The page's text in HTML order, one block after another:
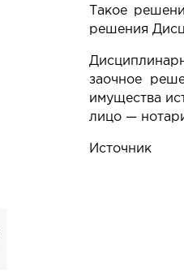
Такое
решения
заочное
имущества
лицо —
Источник